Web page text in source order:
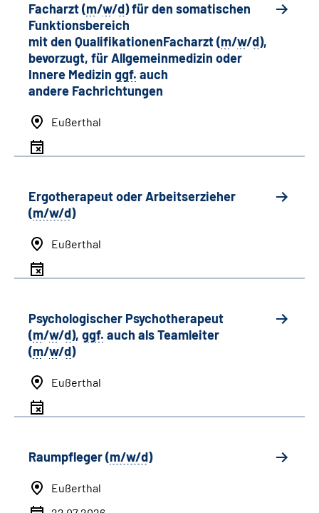
Facharzt (m/w/d) für den somatischen
Funktionsbereich
mit den QualifikationenFacharzt (m/w/d),
bevorzugt, für Allgemeinmedizin oder
Innere Medizin ggf. auch
andere Fachrichtungen
Eußerthal
Ergotherapeut oder Arbeitserzieher
(m/w/d)
Eußerthal
Psychologischer Psychotherapeut
(m/w/d), ggf. auch alsTeamleiter
(m/w/d)
Eußerthal
Raumpfleger (m/w/d)
Eußerthal